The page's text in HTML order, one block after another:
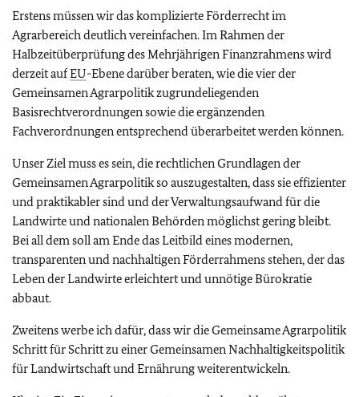
Erstens müssen wir das komplizierte Förderrecht im
Agrarbereich deutlich vereinfachen. Im Rahmen der
Halbzeitüberprüfung des Mehrjährigen Finanzrahmens wird
derzeit aufEU-Ebene darüber beraten, wie die vier der
Gemeinsamen Agrarpolitik zugrundeliegenden
Basisrechtverordnungen sowie die ergänzenden
Fachverordnungen entsprechend überarbeitet werden können.
Unser Ziel muss es sein, die rechtlichen Grundlagen der
Gemeinsamen Agrarpolitik so auszugestalten, dass sie effizienter
und praktikabler sind und der Verwaltungsaufwand für die
Landwirte und nationalen Behörden möglichst gering bleibt.
Bei all dem soll am Ende das Leitbild eines modernen,
transparenten und nachhaltigen Förderrahmens stehen, der das
Leben der Landwirte erleichtert und unnötige Bürokratie
abbaut.
Zweitens werbe ich dafür, dass wir die Gemeinsame Agrarpolitik
Schritt für Schritt zu einer Gemeinsamen Nachhaltigkeitspolitik
für Landwirtschaft und Ernährung weiterentwickeln.